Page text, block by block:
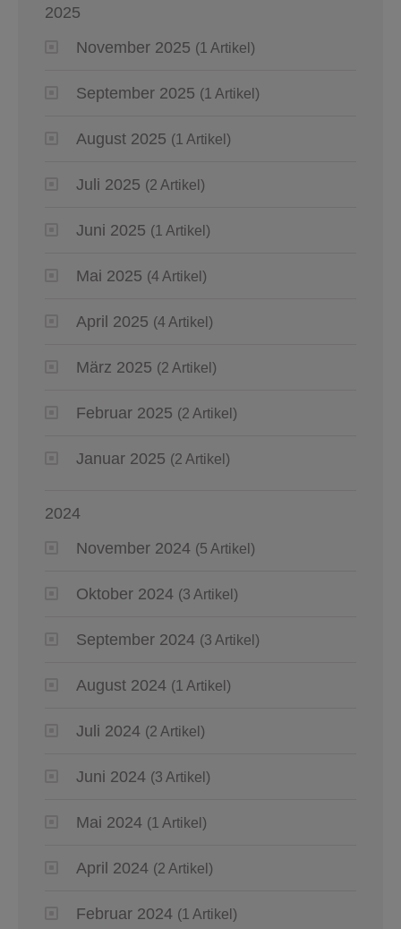
2025
November 2025 (1 Artikel)
September 2025 (1 Artikel)
August 2025 (1 Artikel)
Juli 2025 (2 Artikel)
Juni 2025 (1 Artikel)
Mai 2025 (4 Artikel)
April 2025 (4 Artikel)
März 2025 (2 Artikel)
Februar 2025 (2 Artikel)
Januar 2025 (2 Artikel)
2024
November 2024 (5 Artikel)
Oktober 2024 (3 Artikel)
September 2024 (3 Artikel)
August 2024 (1 Artikel)
Juli 2024 (2 Artikel)
Juni 2024 (3 Artikel)
Mai 2024 (1 Artikel)
April 2024 (2 Artikel)
Februar 2024 (1 Artikel)